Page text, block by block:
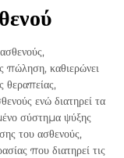
καθιερώνει
θεραπείας,
ενώ διατηρεί τα
σύστημα ψύξης
του ασθενούς,
που διατηρεί τις